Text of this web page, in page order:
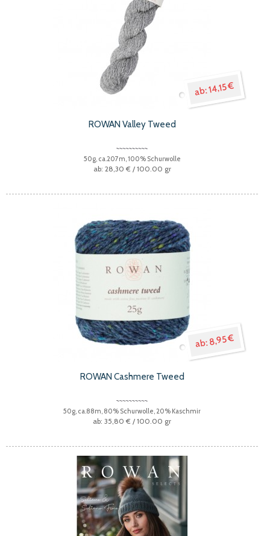
14,15 €
ROWAN Valley Tweed
50g, ca.207m, 100% Schurwolle
28,30 € / 100.00 gr
8,95 €
ROWAN Cashmere Tweed
50g, ca.88m, 80% Schurwolle, 20% Kaschmir
35,80 € / 100.00 gr